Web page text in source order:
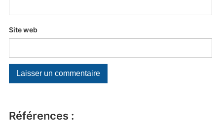
Références :
Site web